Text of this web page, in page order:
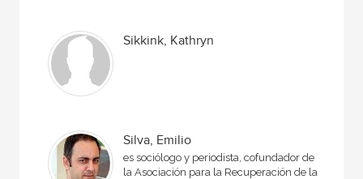
Sikkink, Kathryn
Silva, Emilio
es sociólogo y periodista, cofundador de
la Asociación para la Recuperación de la